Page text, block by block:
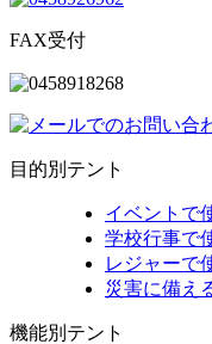
FAX受付
目的別テント
イベントで
学校行事で
レジャーで
災害に備え
機能別テント